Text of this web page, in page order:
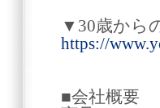
▼30歳から
https://
■会社概要